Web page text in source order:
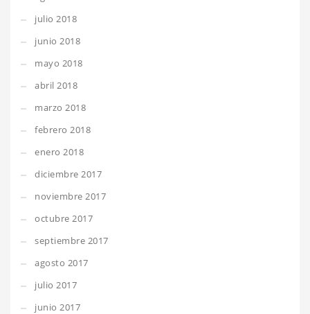
julio 2018
junio 2018
mayo 2018
abril 2018
marzo 2018
febrero 2018
enero 2018
diciembre 2017
noviembre 2017
octubre 2017
septiembre 2017
agosto 2017
julio 2017
junio 2017